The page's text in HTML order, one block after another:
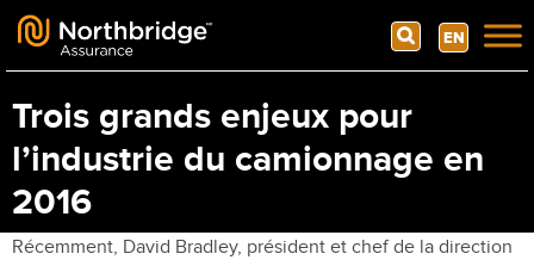
Skip to content
Search EN
Trois grands enjeux pour
l’industrie du camionnage en
2016
Récemment, David Bradley, président et chef de la direction